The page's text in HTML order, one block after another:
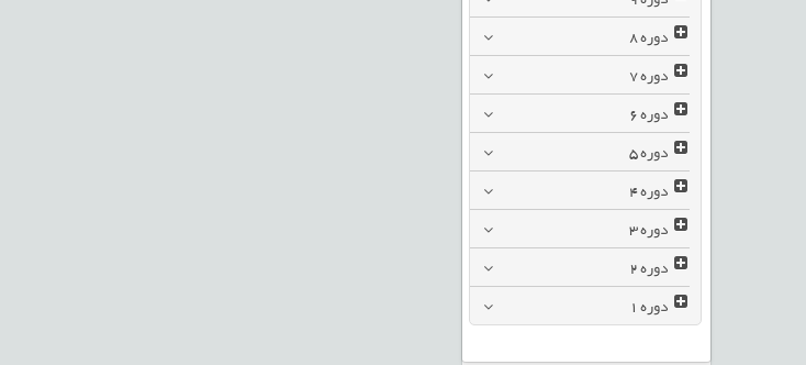
دوره
دوره
دوره
دوره
دوره
دوره
دوره
دوره